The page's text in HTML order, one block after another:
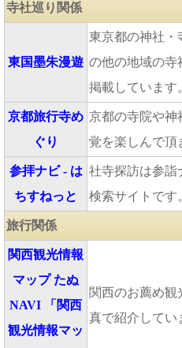
寺社巡り関係
東国墨朱漫遊
東京都の神社・
の他の地域の寺
掲載しています
京都旅行寺め
ぐり
京都の寺院や神
覚を楽しんで頂
参拝ナビ - は
ちすねっと
社寺探訪は参詣
検索サイトです
旅行関係
関西観光情報
マップ たぬ
NAVI 「関西
観光情報マッ
関西のお薦め観
真で紹介してい